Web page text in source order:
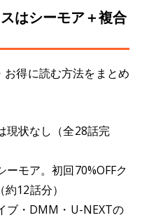
はシーモア＋複合
お得に読む方法をまとめ
現状なし（全28話完
モア。初回70%OFFク
12話分）
ブ・DMM・U-NEXTの